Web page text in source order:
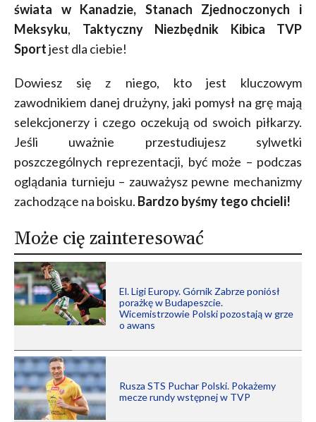
świata w Kanadzie, Stanach Zjednoczonych i
Meksyku, Taktyczny Niezbędnik Kibica TVP
Sportjest dla ciebie!
Dowiesz się z niego, kto jest kluczowym
zawodnikiem danej drużyny, jaki pomysł na grę mają
selekcjonerzy i czego oczekują od swoich piłkarzy.
Jeśli uważnie przestudiujesz sylwetki
poszczególnych reprezentacji, być może – podczas
oglądania turnieju – zauważysz pewne mechanizmy
zachodzące na boisku. Bardzo byśmy tego chcieli!
Może cię zainteresować
El. Ligi Europy. Górnik Zabrze poniósł
porażkę w Budapeszcie.
Wicemistrzowie Polski pozostają w grze
o awans
Rusza STS Puchar Polski. Pokażemy
mecze rundy wstępnej w TVP